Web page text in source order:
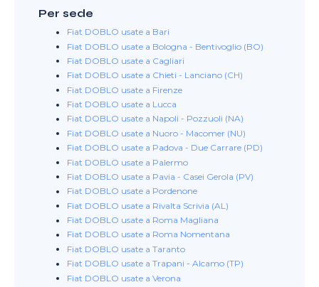
Per sede
Fiat DOBLO usate a Bari
Fiat DOBLO usate a Bologna - Bentivoglio (BO)
Fiat DOBLO usate a Cagliari
Fiat DOBLO usate a Chieti - Lanciano (CH)
Fiat DOBLO usate a Firenze
Fiat DOBLO usate a Lucca
Fiat DOBLO usate a Napoli - Pozzuoli (NA)
Fiat DOBLO usate a Nuoro - Macomer (NU)
Fiat DOBLO usate a Padova - Due Carrare (PD)
Fiat DOBLO usate a Palermo
Fiat DOBLO usate a Pavia - Casei Gerola (PV)
Fiat DOBLO usate a Pordenone
Fiat DOBLO usate a Rivalta Scrivia (AL)
Fiat DOBLO usate a Roma Magliana
Fiat DOBLO usate a Roma Nomentana
Fiat DOBLO usate a Taranto
Fiat DOBLO usate a Trapani - Alcamo (TP)
Fiat DOBLO usate a Verona